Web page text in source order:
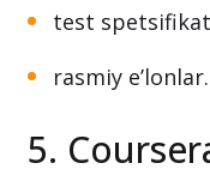
test
rasmiy e’lonlar.
5.